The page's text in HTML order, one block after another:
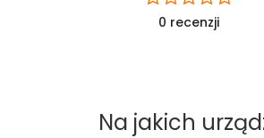
0 recenzji
Na jakich